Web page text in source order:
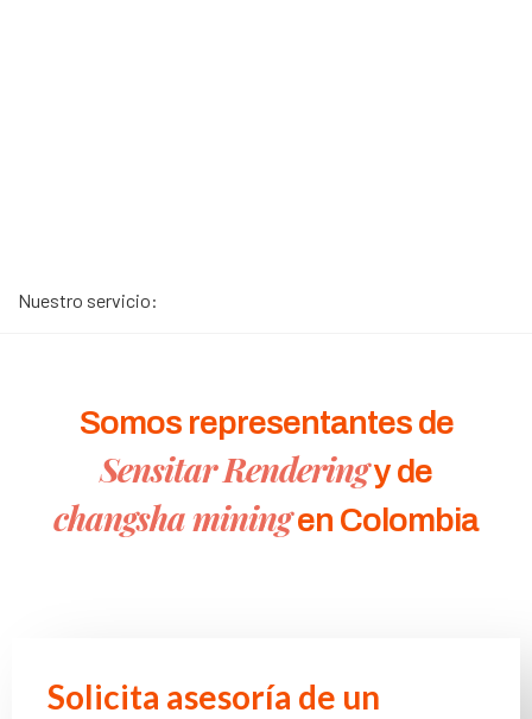
Nuestro servicio:
Somos representantes de
Sensitar Renderingy de
changsha miningen Colombia
Solicita asesoría de un